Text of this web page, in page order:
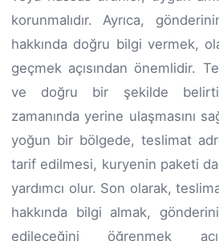
korunmalıdır. Ayrıca,
hakkında doğru bilgi vermek,
geçmek açısından önemlidir.
ve doğru bir şekilde
zamanında yerine ulaşmasını
yoğun bir bölgede, teslimat
tarif edilmesi, kuryenin paketi
yardımcı olur. Son olarak,
hakkında bilgi almak,
edileceğini öğrenmek